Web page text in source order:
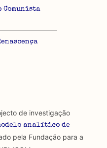
de investigação
analítico de
pela Fundação para a